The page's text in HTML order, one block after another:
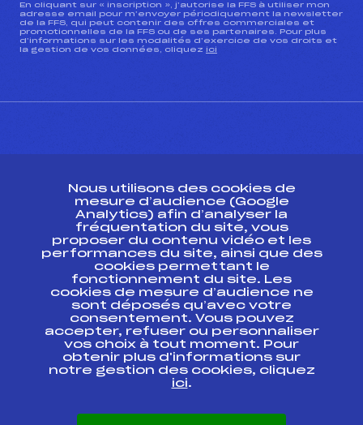
En cliquant sur « inscription », j’autorise la FFS à utiliser mon
adresse email pour m’envoyer périodiquement la newsletter
de la FFS, qui peut contenir des offres commerciales et
promotionnelles de la FFS ou de ses partenaires. Pour plus
d’informations sur les modalités d’exercice de vos droits et
la gestion de vos données, cliquez ici
Ressources
Pass’Neige
Projet sportif fédéral
Projet de performance fédéral
Antidopage
Pôle Développement, Formation, Suivi
Scientifique
Listes ministérielles
Pôle vie de l’athlète
Enseignement professionnel
Nous utilisons des cookies de
mesure d’audience (Google
Analytics) afin d’analyser la
fréquentation du site, vous
proposer du contenu vidéo et les
performances du site, ainsi que des
cookies permettant le
fonctionnement du site. Les
cookies de mesure d’audience ne
sont déposés qu’avec votre
consentement. Vous pouvez
accepter, refuser ou personnaliser
vos choix à tout moment. Pour
obtenir plus d'informations sur
notre gestion des cookies, cliquez
ici.